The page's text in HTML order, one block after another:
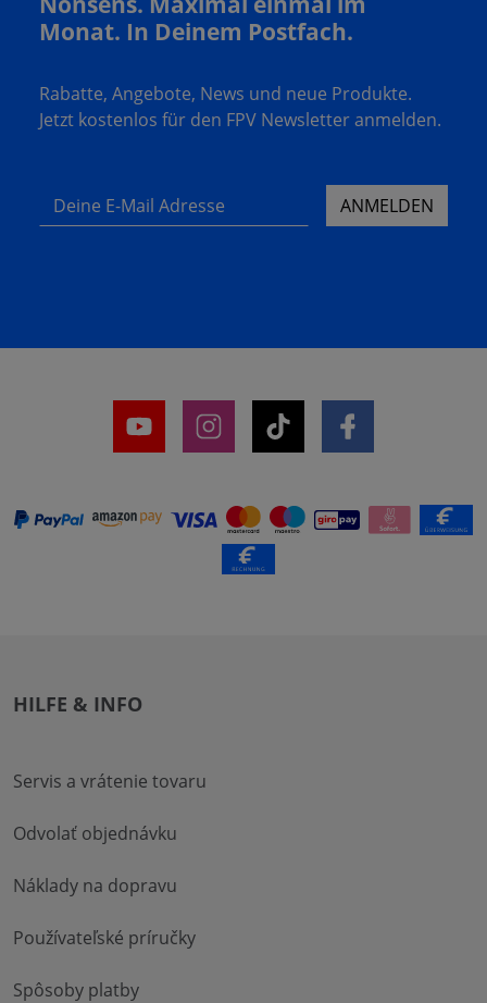
Monat. In Deinem Postfach.
Rabatte, Angebote, News und neue Produkte.
Jetzt kostenlos für den FPV Newsletter anmelden.
Deine E-Mail Adresse ANMELDEN
HILFE & INFO
Servis a vrátenie tovaru
Odvolať objednávku
Náklady na dopravu
Používateľské príručky
Spôsoby platby